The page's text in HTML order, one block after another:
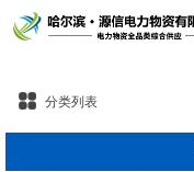
分类列表